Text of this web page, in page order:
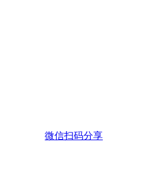
微信扫码分享